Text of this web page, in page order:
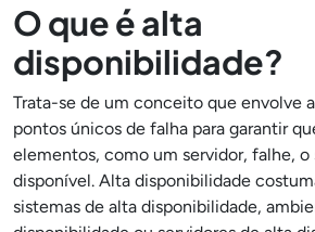
O que é alta
disponibilidade?
Trata-se de um conceito que envolve
pontos únicos de falha para garantir
elementos, como um servidor, falhe,
disponível. Alta disponibilidade
sistemas de alta disponibilidade,